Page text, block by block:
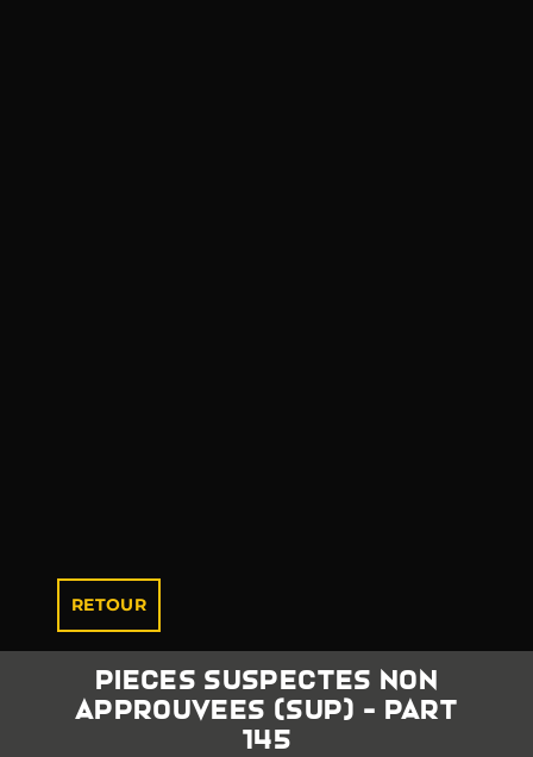
RETOUR
PIECES SUSPECTES NON
APPROUVEES (SUP) - PART
145